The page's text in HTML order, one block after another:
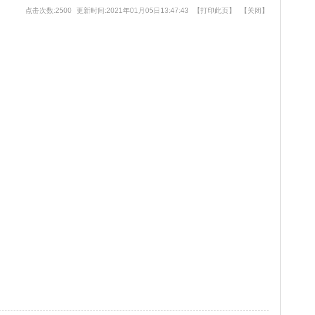
点击次数:2500 更新时间:2021年01月05日13:47:43 【打印此页】 【 关闭 】